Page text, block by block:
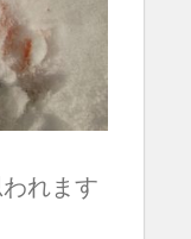
れます